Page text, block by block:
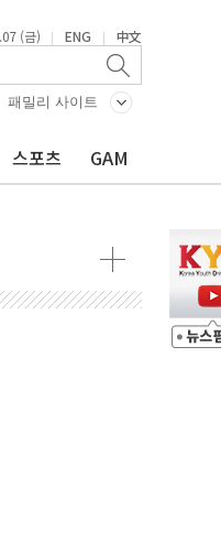
(금) | ENG | 中文
패밀리 사이트
스포츠 GAM
·웬디스↓